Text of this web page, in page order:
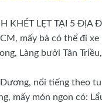
KHÉT LẸT TẠI 5 ĐỊA
mấy bà có thể đi
Làng bưởi Tân
nổi tiếng theo
mấy món ngon có: